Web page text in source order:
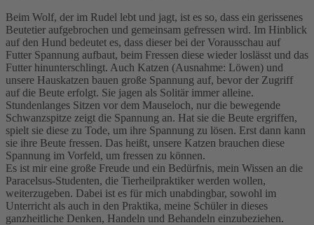
Beim Wolf, der im Rudel lebt und jagt, ist es so, dass ein gerissenes
Beutetier aufgebrochen und gemeinsam gefressen wird. Im Hinblick
auf den Hund bedeutet es, dass dieser bei der Vorausschau auf
Futter Spannung aufbaut, beim Fressen diese wieder loslässt und das
Futter hinunterschlingt. Auch Katzen (Ausnahme: Löwen) und
unsere Hauskatzen bauen große Spannung auf, bevor der Zugriff
auf die Beute erfolgt. Sie jagen als Solitär immer alleine.
Stundenlanges Sitzen vor dem Mauseloch, nur die bewegende
Schwanzspitze zeigt die Spannung an. Hat sie die Beute ergriffen,
spielt sie diese zu Tode, um ihre Spannung zu lösen. Erst dann kann
sie ihre Beute fressen. Das heißt, unsere Katzen brauchen diese
Spannung im Vorfeld, um fressen zu können.
Es ist mir eine große Freude und ein Bedürfnis, mein Wissen an die
Paracelsus-Studenten, die Tierheilpraktiker werden wollen,
weiterzugeben. Dabei ist es für mich unabdingbar, sowohl im
Unterricht als auch in den Praktika, meine Schüler in dieses
ganzheitliche Denken, Handeln und Behandeln einzubeziehen.